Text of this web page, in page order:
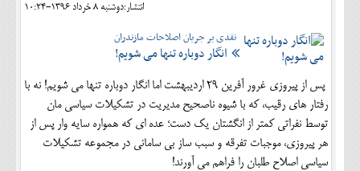
انتشار:دوشنبه 8 خرداد 1396-10:24
نقدی بر جریان اصلاحات مازندران
انگار دوباره تنها می شویم!
پس از پیروزی غرور آفرین 29 اردیبهشت اما انگار دوباره تنها می شویم! نه با
رفتار های رقیب، که با شیوه ناصحیح مدیریت در تشکیلات سیاسی مان
توسط نفراتی کمتر از انگشتان یک دست؛ عده ای که همواره سایه وار پس از
هر پیروزی، موجبات تفرقه و سبب ساز بی سامانی در مجموعه تشکیلات
سیاسی اصلاح طلبان را فراهم می آورند!